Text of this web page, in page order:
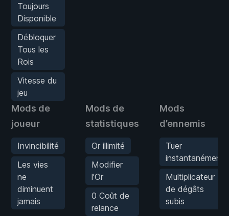
Toujours
Disponible
Débloquer
Tous les
Rois
Vitesse du
jeu
Mods de
joueur
Invincibilité
Les vies
ne
diminuent
jamais
Mods de
statistiques
Or illimité
Modifier
l'Or
0 Coût de
relance
Mods
d’ennemis
Tuer
instantanément
Multiplicateur
de dégâts
subis